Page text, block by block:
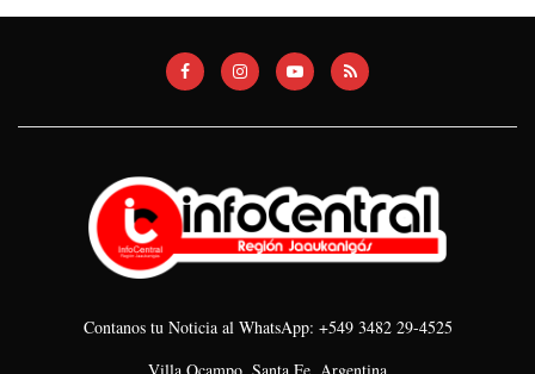
Contanos tu Noticia al WhatsApp: +549 3482 29-4525